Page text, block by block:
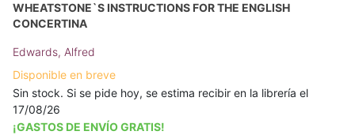
WHEATSTONE`S INSTRUCTIONS FOR THE ENGLISH
CONCERTINA
Edwards, Alfred
Disponible en breve
Sin stock. Si se pide hoy, se estima recibir en la librería el
17/08/26
¡GASTOS DE ENVÍO GRATIS!